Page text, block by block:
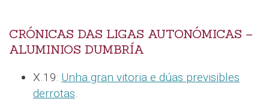
CRÓNICAS DAS LIGAS AUTONÓMICAS –
ALUMINIOS DUMBRÍA
X.19: Unha gran vitoria e dúas previsibles
derrotas.